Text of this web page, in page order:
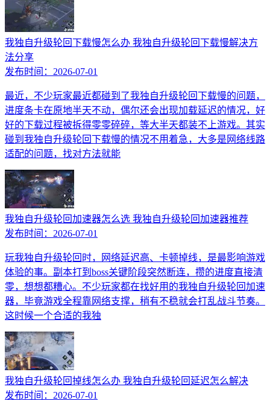
我独自升级轮回下载慢怎么办 我独自升级轮回下载慢解决方
法分享
发布时间： 2026-07-01
最近，不少玩家最近都碰到了我独自升级轮回下载慢的问题，
进度条卡在原地半天不动，偶尔还会出现加载延迟的情况，好
好的下载过程被拆得零零碎碎，等大半天都装不上游戏。其实
碰到我独自升级轮回下载慢的情况不用着急，大多是网络线路
适配的问题，找对方法就能
我独自升级轮回加速器怎么选 我独自升级轮回加速器推荐
发布时间： 2026-07-01
玩我独自升级轮回时，网络延迟高、卡顿掉线，是最影响游戏
体验的事。副本打到boss关键阶段突然断连，攒的进度直接清
零，想想都糟心。不少玩家都在找好用的我独自升级轮回加速
器，毕竟游戏全程靠网络支撑，稍有不稳就会打乱战斗节奏。
这时候一个合适的我独
我独自升级轮回掉线怎么办 我独自升级轮回延迟怎么解决
发布时间： 2026-07-01